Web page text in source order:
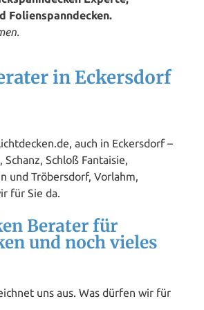
Folienspanndecken.
in Eckersdorf
auch in Eckersdorf –
Schanz, Schloß Fantaisie,
und Tröbersdorf, Vorlahm,
für Sie da.
Berater für
und noch vieles
uns aus. Was dürfen wir für